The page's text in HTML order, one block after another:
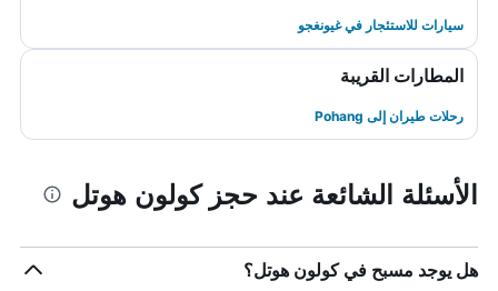
سيارات للاستئجار في غيونغجو
المطارات القريبة
رحلات طيران إلى Pohang
الأسئلة الشائعة عند حجز كولون هوتل
هل يوجد مسبح في كولون هوتل؟